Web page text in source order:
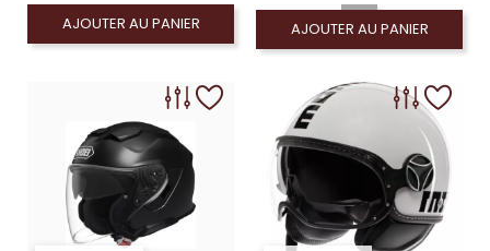
AJOUTER AU PANIER AJOUTER AU PANIER